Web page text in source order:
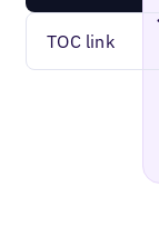
TOC link